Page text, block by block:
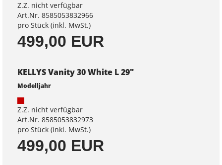
Z.Z. nicht verfügbar
Art.Nr. 8585053832966
pro Stück (inkl. MwSt.)
499,00 EUR
KELLYS Vanity 30 White L 29"
Modelljahr
Z.Z. nicht verfügbar
Art.Nr. 8585053832973
pro Stück (inkl. MwSt.)
499,00 EUR